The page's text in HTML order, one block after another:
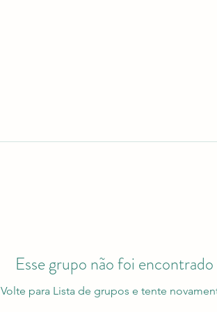
Esse grupo não foi encontrado
Volte para Lista de grupos e tente